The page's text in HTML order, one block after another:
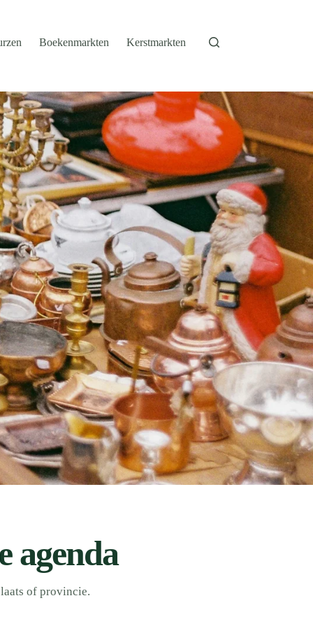
Boekenmarkten Kerstmarkten
agenda
of provincie.